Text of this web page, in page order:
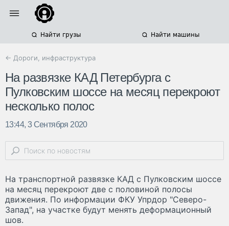
Найти грузы Найти машины
← Дороги, инфраструктура
На развязке КАД Петербурга с
Пулковским шоссе на месяц перекроют
несколько полос
13:44, 3 Сентября 2020
На транспортной развязке КАД с Пулковским шоссе
на месяц перекроют две с половиной полосы
движения. По информации ФКУ Упрдор "Северо-
Запад", на участке будут менять деформационный
шов.